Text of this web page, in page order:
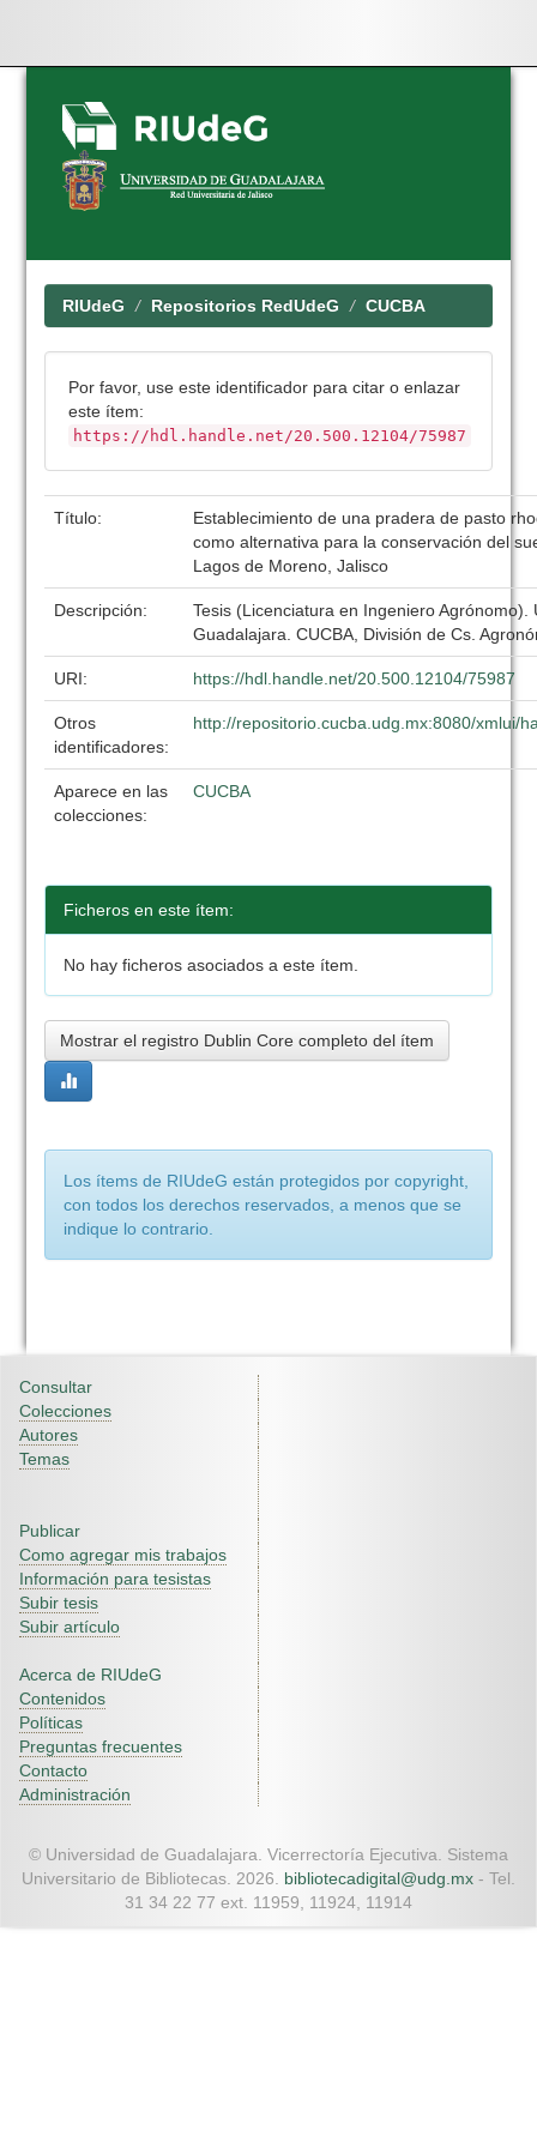
Skip
navigation
RIUdeG Repositorios RedUdeG CUCBA
Por favor, use este identificador para citar o enlazar
este ítem:
https://hdl.handle.net/20.500.12104/75987
Título:
Establecimiento de una pradera de pasto
como alternativa para la conservación del
Lagos de Moreno, Jalisco
Descripción:
Tesis (Licenciatura en Ingeniero Agrónomo).
Guadalajara. CUCBA, División de Cs.
URI: https://hdl.handle.net/20.500.12104/75987
Otros
identificadores:
http://repositorio.cucba.udg.mx:8080/xmlui/
Aparece en las
colecciones:
CUCBA
Ficheros en este ítem:
No hay ficheros asociados a este ítem.
Mostrar el registro Dublin Core completo del ítem
Los ítems de RIUdeG están protegidos por copyright,
con todos los derechos reservados, a menos que se
indique lo contrario.
Consultar
Colecciones
Autores
Temas
Publicar
Como agregar mis trabajos
Información para tesistas
Subir tesis
Subir artículo
Acerca de RIUdeG
Contenidos
Políticas
Preguntas frecuentes
Contacto
Administración
© Universidad de Guadalajara. Vicerrectoría Ejecutiva. Sistema
Universitario de Bibliotecas. 2026. bibliotecadigital@udg.mx - Tel.
31 34 22 77 ext. 11959, 11924, 11914